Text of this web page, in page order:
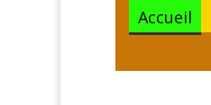
Accueil